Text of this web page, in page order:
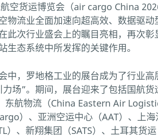
空货运博览会（air cargo China
物流业全面加速向超高效、数据驱动
此次行业盛会上的瞩目亮相，再次彰
生态系统中所发挥的关键作用。
中，罗地格工业的展台成为了行业高
力场”。期间，展台迎来了包括国航
东航物流（China Eastern Air
）、亚洲空运中心（AAT）、上
）、新翔集团（SATS）、土耳其货